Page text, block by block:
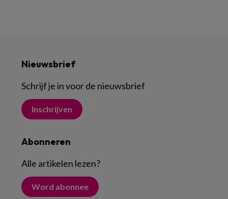
Nieuwsbrief
Schrijf je in voor de nieuwsbrief
Inschrijven
Abonneren
Alle artikelen lezen?
Word abonnee